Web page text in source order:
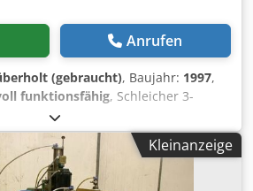
Anrufen
(gebraucht), Baujahr: 1997,
funktionsfähig, Schleicher 3-
nach Lignum Renovierung. Die
Einheiten 3 Stück ausgestattet
.Arbeit realisiert, indem Sie die
in der automatischen .Wahl der
Kleinanzeige